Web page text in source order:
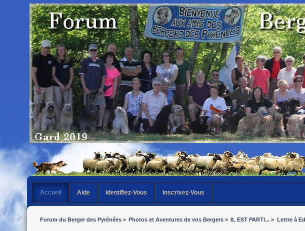
Accueil Aide Identifiez-Vous Inscrivez-Vous
Forum du Berger des Pyrénées» Photos et Aventures de vos Bergers » IL EST PARTI... » Lettre à